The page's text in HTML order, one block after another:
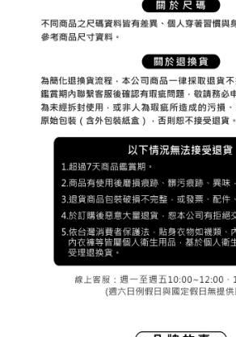
https://aftee.tw/terms/#terms3
３．未成年的使用者請事先徵得法定代理人或監
「AFTEE先享後付」，若未經同意申辦者引起之
４．使用「AFTEE先享後付」時，將依據個別帳
時審查核予不同之上限額度；若仍有額度不足之情
請求用戶進行身份認證。
５．嚴禁一人註冊多個帳號或使用他人資訊註冊。
離島宅配
免運費